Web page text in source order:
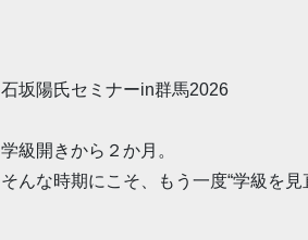
石坂陽氏セミナーin群馬2026
学級開きから２か月。
そんな時期にこそ、もう一度“学級を見